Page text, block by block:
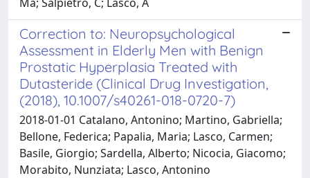
Correction to: Neuropsychological
Assessment in Elderly Men with Benign
Prostatic Hyperplasia Treated with
Dutasteride (Clinical Drug Investigation,
(2018), 10.1007/s40261-018-0720-7)
2018-01-01 Catalano, Antonino; Martino, Gabriella;
Bellone, Federica; Papalia, Maria; Lasco, Carmen;
Basile, Giorgio; Sardella, Alberto; Nicocia, Giacomo;
Morabito, Nunziata; Lasco, Antonino